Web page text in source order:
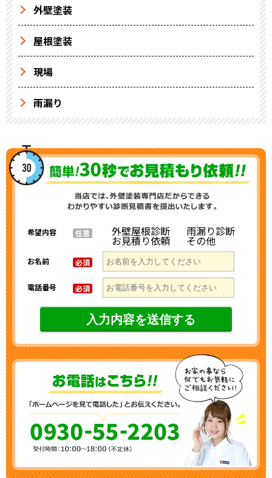
外壁塗装
屋根塗装
現場
雨漏り
希望内容 任意 外壁屋根診断 雨漏り診断
お見積り依頼 その他
お名前 必須
電話番号 必須